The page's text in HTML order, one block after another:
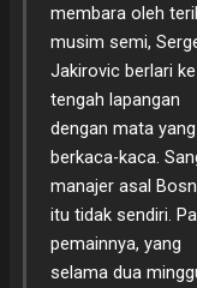
membara oleh
musim semi,
Jakirovic berlari ke
tengah lapangan
dengan mata yang
berkaca-kaca.
manajer asal
itu tidak sendiri.
pemainnya, yang
selama dua